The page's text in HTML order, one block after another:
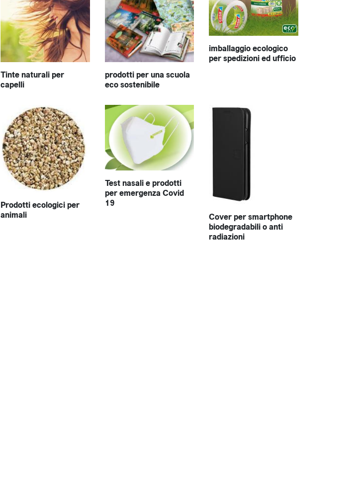
Tinte naturali per
capelli
prodotti per una scuola
eco sostenibile
imballaggio ecologico
per spedizioni ed ufficio
Prodotti ecologici per
animali
Test nasali e prodotti
per emergenza Covid
19
Cover per smartphone
biodegradabili o anti
radiazioni